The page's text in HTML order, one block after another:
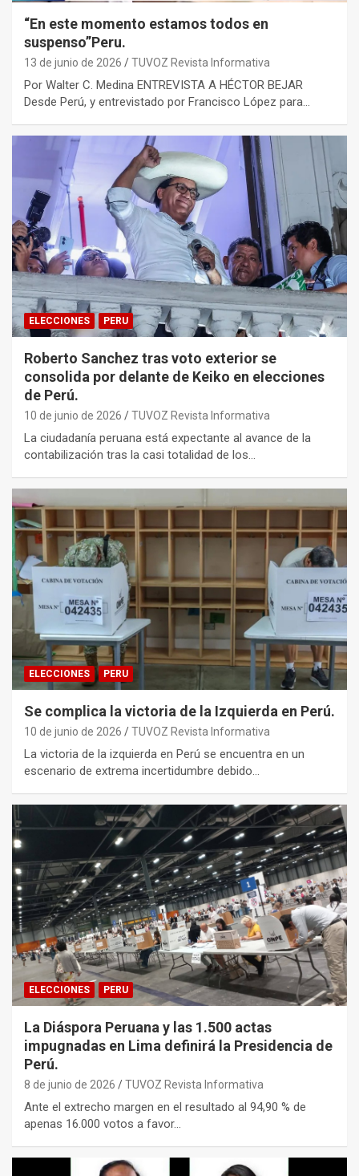
“En este momento estamos todos en
suspenso”Peru.
13 de junio de 2026 TUVOZ Revista Informativa
Por Walter C. Medina ENTREVISTA A HÉCTOR BEJAR
Desde Perú, y entrevistado por Francisco López para…
ELECCIONES PERU
Roberto Sanchez tras voto exterior se
consolida por delante de Keiko en elecciones
de Perú.
10 de junio de 2026 TUVOZ Revista Informativa
La ciudadanía peruana está expectante al avance de la
contabilización tras la casi totalidad de los…
ELECCIONES PERU
Se complica la victoria de la Izquierda en Perú.
10 de junio de 2026 TUVOZ Revista Informativa
La victoria de la izquierda en Perú se encuentra en un
escenario de extrema incertidumbre debido…
ELECCIONES PERU
La Diáspora Peruana y las 1.500 actas
impugnadas en Lima definirá la Presidencia de
Perú.
8 de junio de 2026 TUVOZ Revista Informativa
Ante el extrecho margen en el resultado al 94,90 % de
apenas 16.000 votos a favor…